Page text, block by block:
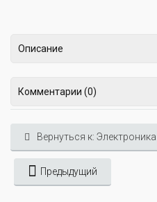
Описание
Комментарии (0)
Вернуться к: Электроника
Предыдущий